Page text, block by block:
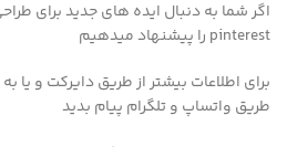
اگر شما به دنبال ایده های جدید برای
pinterest را پیشنهاد میدهیم
طریق واتساپ و تلگرام پیام بدید